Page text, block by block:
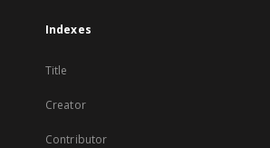
Indexes
Title
Creator
Contributor